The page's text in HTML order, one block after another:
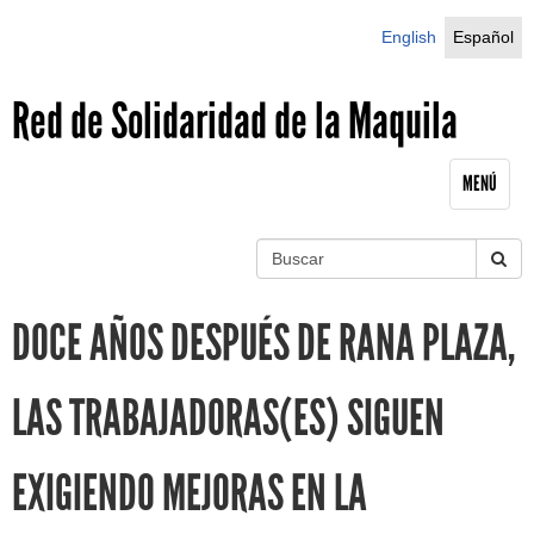
English
Español
Red de Solidaridad de la Maquila
MENÚ
DOCE AÑOS DESPUÉS DE RANA PLAZA,
LAS TRABAJADORAS(ES) SIGUEN
EXIGIENDO MEJORAS EN LA
S
e
a
r
c
u
c
a